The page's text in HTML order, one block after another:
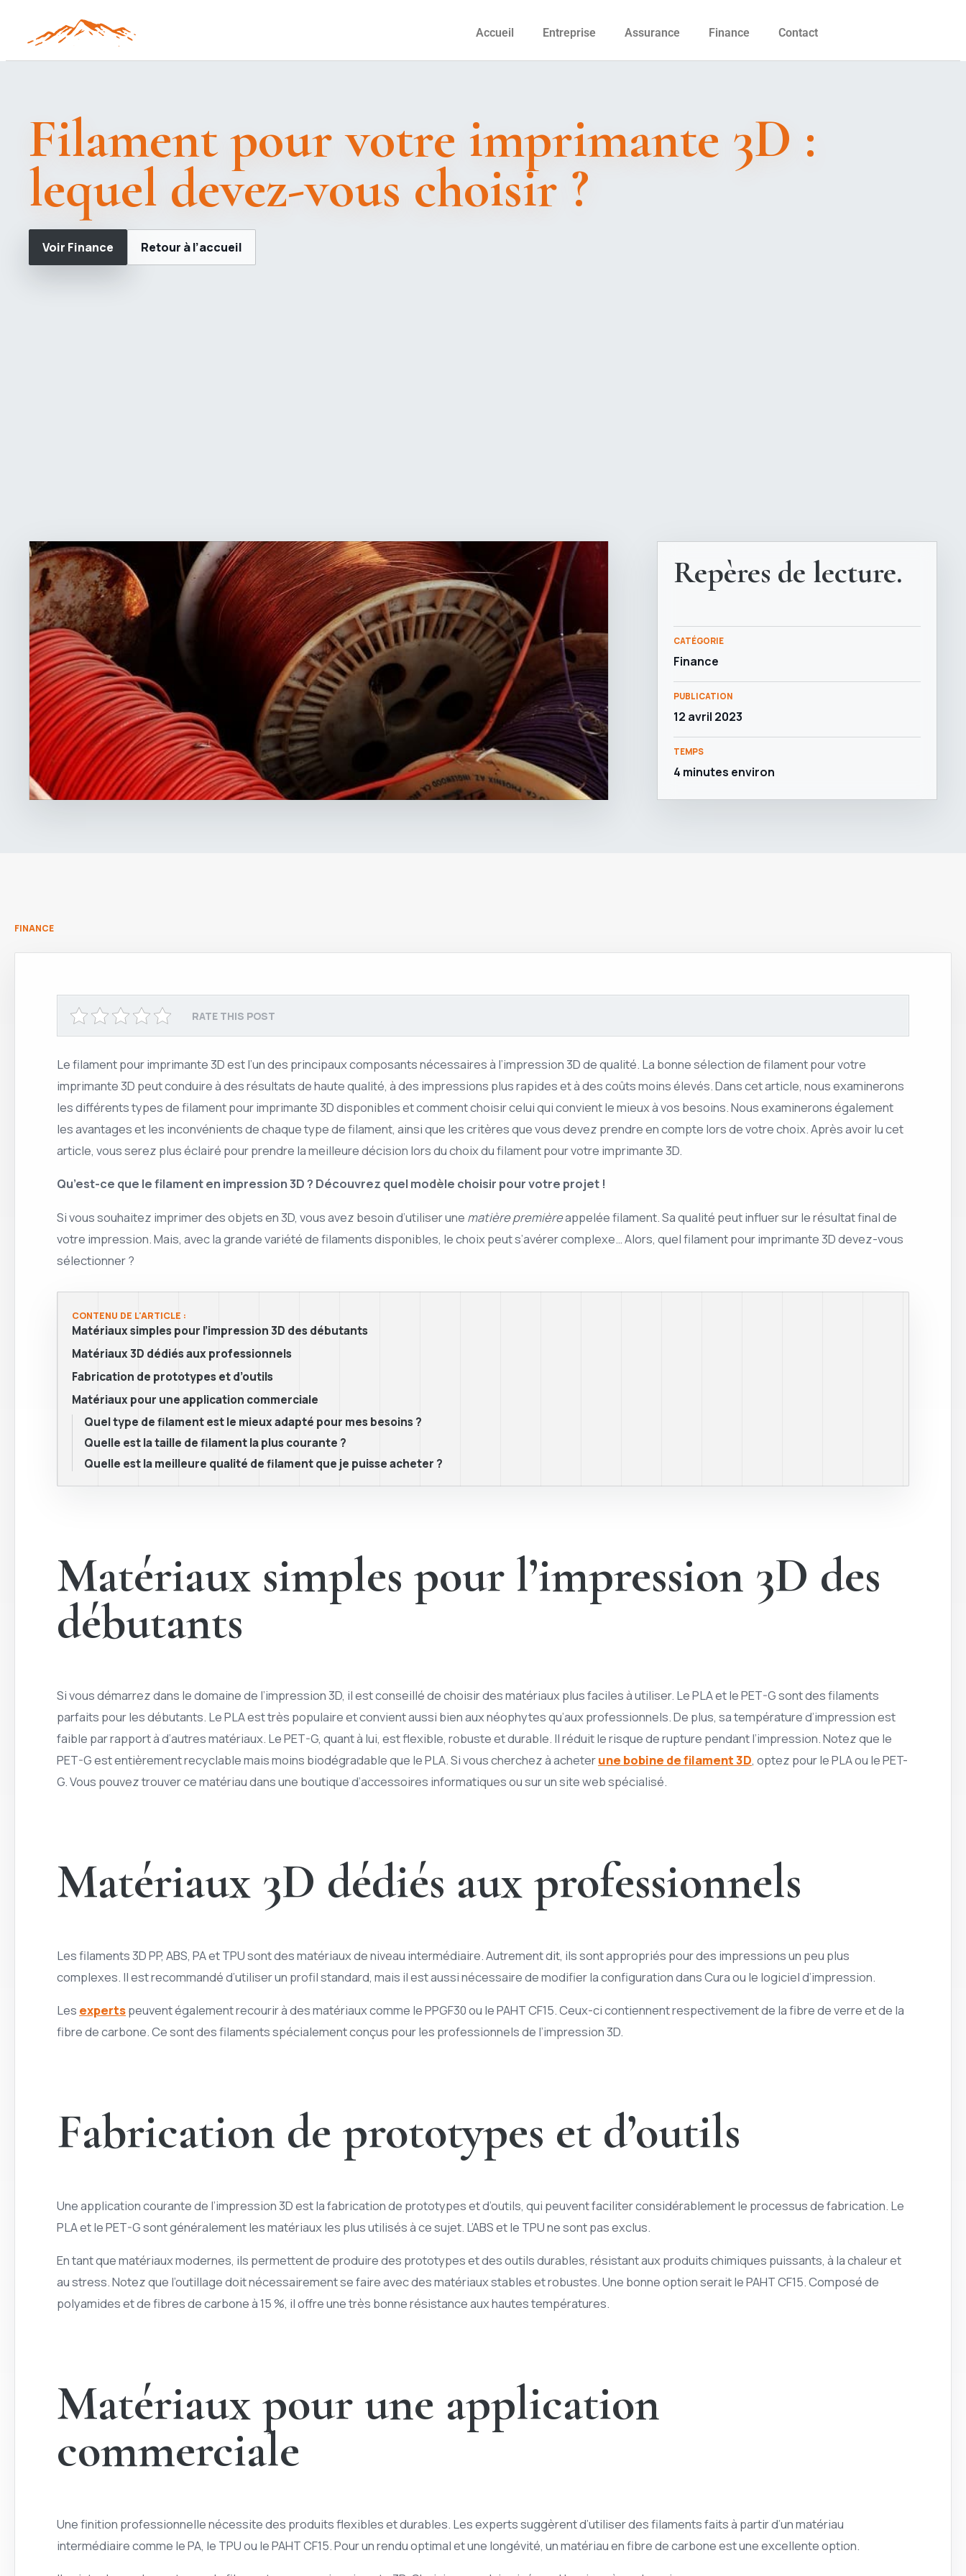
Accueil Entreprise Assurance Finance Contact
Filament pour votre imprimante 3D :
lequel devez-vous choisir ?
Voir Finance Retour à l’accueil
Repères de lecture.
CATÉGORIE
Finance
PUBLICATION
12 avril 2023
TEMPS
4 minutes environ
FINANCE
RATE THIS POST
Le filament pour imprimante 3D est l’un des principaux composants nécessaires à l’impression 3D de qualité. La bonne sélection de filament pour votre
imprimante 3D peut conduire à des résultats de haute qualité, à des impressions plus rapides et à des coûts moins élevés. Dans cet article, nous examinerons
les différents types de filament pour imprimante 3D disponibles et comment choisir celui qui convient le mieux à vos besoins. Nous examinerons également
les avantages et les inconvénients de chaque type de filament, ainsi que les critères que vous devez prendre en compte lors de votre choix. Après avoir lu cet
article, vous serez plus éclairé pour prendre la meilleure décision lors du choix du filament pour votre imprimante 3D.
Qu’est-ce que le filament en impression 3D ? Découvrez quel modèle choisir pour votre projet !
Si vous souhaitez imprimer des objets en 3D, vous avez besoin d’utiliser une matière premièreappelée filament. Sa qualité peut influer sur le résultat final de
votre impression. Mais, avec la grande variété de filaments disponibles, le choix peut s’avérer complexe… Alors, quel filament pour imprimante 3D devez-vous
sélectionner ?
CONTENU DE L'ARTICLE :
Matériaux simples pour l’impression 3D des débutants
Matériaux 3D dédiés aux professionnels
Fabrication de prototypes et d’outils
Matériaux pour une application commerciale
Quel type de filament est le mieux adapté pour mes besoins ?
Quelle est la taille de filament la plus courante ?
Quelle est la meilleure qualité de filament que je puisse acheter ?
Matériaux simples pour l’impression 3D des
débutants
Si vous démarrez dans le domaine de l’impression 3D, il est conseillé de choisir des matériaux plus faciles à utiliser. Le PLA et le PET-G sont des filaments
parfaits pour les débutants. Le PLA est très populaire et convient aussi bien aux néophytes qu’aux professionnels. De plus, sa température d’impression est
faible par rapport à d’autres matériaux. Le PET-G, quant à lui, est flexible, robuste et durable. Il réduit le risque de rupture pendant l’impression. Notez que le
PET-G est entièrement recyclable mais moins biodégradable que le PLA. Si vous cherchez à acheterune bobine de filament 3D, optez pour le PLA ou le PET-
G. Vous pouvez trouver ce matériau dans une boutique d’accessoires informatiques ou sur un site web spécialisé.
Matériaux 3D dédiés aux professionnels
Les filaments 3D PP, ABS, PA et TPU sont des matériaux de niveau intermédiaire. Autrement dit, ils sont appropriés pour des impressions un peu plus
complexes. Il est recommandé d’utiliser un profil standard, mais il est aussi nécessaire de modifier la configuration dans Cura ou le logiciel d’impression.
Les expertspeuvent également recourir à des matériaux comme le PPGF30 ou le PAHT CF15. Ceux-ci contiennent respectivement de la fibre de verre et de la
fibre de carbone. Ce sont des filaments spécialement conçus pour les professionnels de l’impression 3D.
Fabrication de prototypes et d’outils
Une application courante de l’impression 3D est la fabrication de prototypes et d’outils, qui peuvent faciliter considérablement le processus de fabrication. Le
PLA et le PET-G sont généralement les matériaux les plus utilisés à ce sujet. L’ABS et le TPU ne sont pas exclus.
En tant que matériaux modernes, ils permettent de produire des prototypes et des outils durables, résistant aux produits chimiques puissants, à la chaleur et
au stress. Notez que l’outillage doit nécessairement se faire avec des matériaux stables et robustes. Une bonne option serait le PAHT CF15. Composé de
polyamides et de fibres de carbone à 15 %, il offre une très bonne résistance aux hautes températures.
Matériaux pour une application
commerciale
Une finition professionnelle nécessite des produits flexibles et durables. Les experts suggèrent d’utiliser des filaments faits à partir d’un matériau
intermédiaire comme le PA, le TPU ou le PAHT CF15. Pour un rendu optimal et une longévité, un matériau en fibre de carbone est une excellente option.